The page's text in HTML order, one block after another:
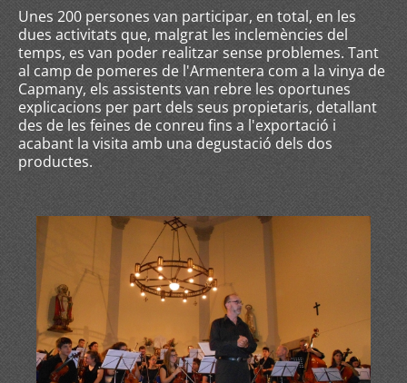
Unes 200 persones van participar, en total, en les
dues activitats que, malgrat les inclemències del
temps, es van poder realitzar sense problemes. Tant
al camp de pomeres de l'Armentera com a la vinya de
Capmany, els assistents van rebre les oportunes
explicacions per part dels seus propietaris, detallant
des de les feines de conreu fins a l'exportació i
acabant la visita amb una degustació dels dos
productes.